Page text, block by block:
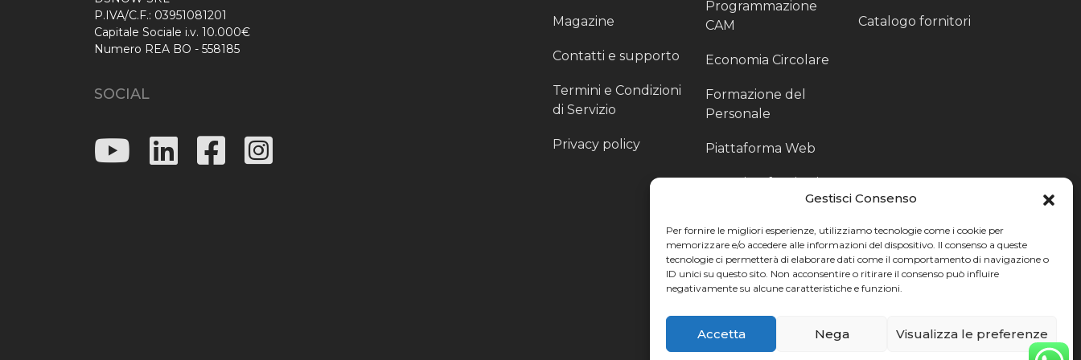
Gestisci Consenso
Per fornire le migliori esperienze, utilizziamo tecnologie come i cookie per
memorizzare e/o accedere alle informazioni del dispositivo. Il consenso a queste
tecnologie ci permetterà di elaborare dati come il comportamento di navigazione o
ID unici su questo sito. Non acconsentire o ritirare il consenso può influire
negativamente su alcune caratteristiche e funzioni.
Accetta Nega Visualizza le preferenze
P.IVA/C.F.: 03951081201
Capitale Sociale i.v. 10.000€
Numero REA BO - 558185
SOCIAL
Magazine
Contatti e supporto
Termini e Condizioni
di Servizio
Privacy policy
Programmazione
CAM
Economia Circolare
Formazione del
Personale
Piattaforma Web
Scouting fornitori
Particolari
Raccoglitori di Fine
Linea
Catalogo fornitori